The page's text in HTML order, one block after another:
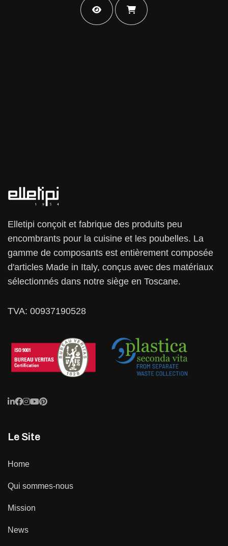
Elletipi conçoit et fabrique des produits peu
encombrants pour la cuisine et les poubelles. La
gamme de composants est entièrement composée
d'articles Made in Italy, conçus avec des matériaux
sélectionnés dans notre siège en Toscane.
TVA: 00937190528
Le Site
Home
Qui sommes-nous
Mission
News